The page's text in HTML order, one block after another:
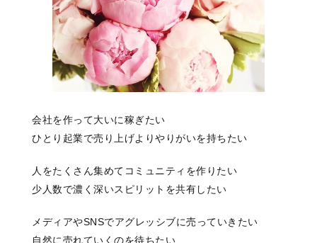
会社を作って大いに稼ぎたい
ひとり起業で売り上げよりやりがいを持ちたい
人をたくさん集めてコミュニティを作りたい
少人数で濃く深いスピリットを共有したい
メディアやSNSでアグレッシブに売っていきたい
自然に売れていくのを待ちたい